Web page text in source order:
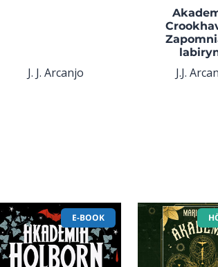
J. J. Arcanjo J.J.
E-BOOK